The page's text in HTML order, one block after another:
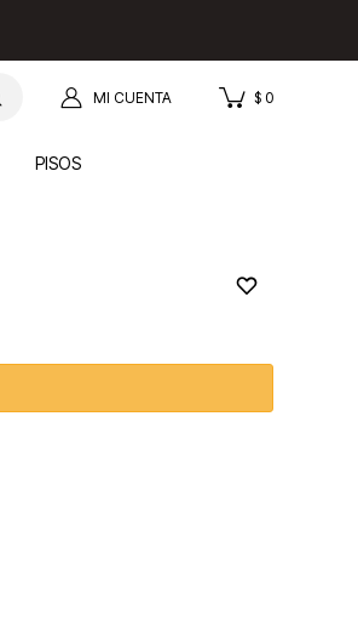
PISOS
$ 0